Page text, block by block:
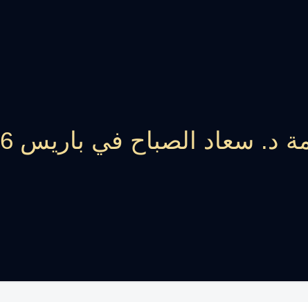
د. سعاد الصباح في باريس 2006